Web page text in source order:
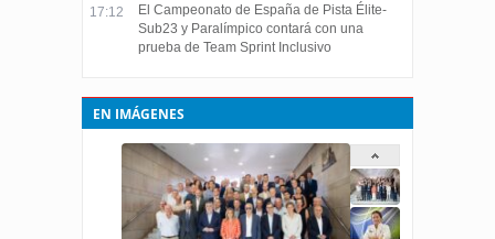
17:12
El Campeonato de España de Pista Élite-
Sub23 y Paralímpico contará con una
prueba de Team Sprint Inclusivo
EN IMÁGENES